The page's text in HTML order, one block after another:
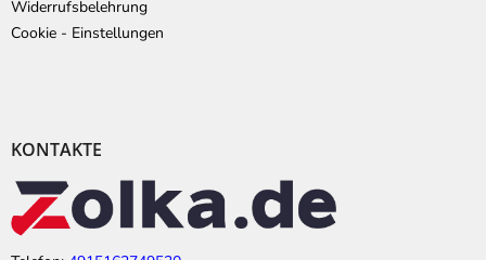
Widerrufsbelehrung
Cookie - Einstellungen
KONTAKTE